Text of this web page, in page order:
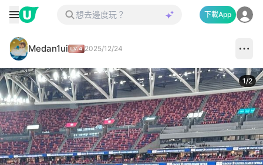
下載App
Medan1ui 2025/12/24
1/2